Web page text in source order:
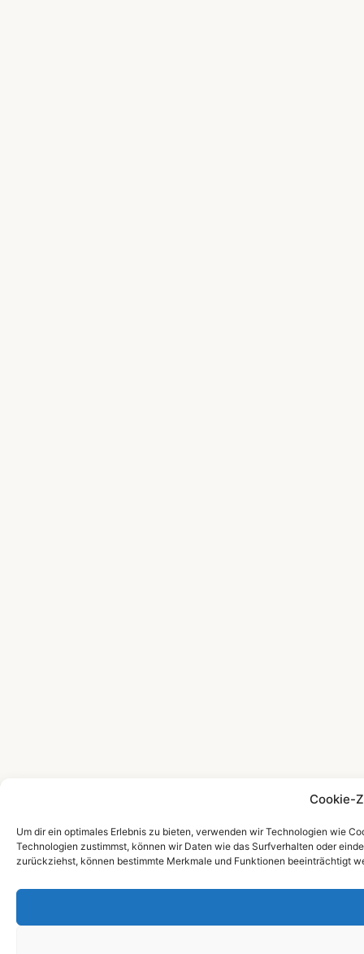
Cookie-
Um dir ein optimales Erlebnis zu bieten, verwenden wir Technologien wie
Technologien zustimmst, können wir Daten wie das Surfverhalten oder
zurückziehst, können bestimmte Merkmale und Funktionen beeinträchtigt